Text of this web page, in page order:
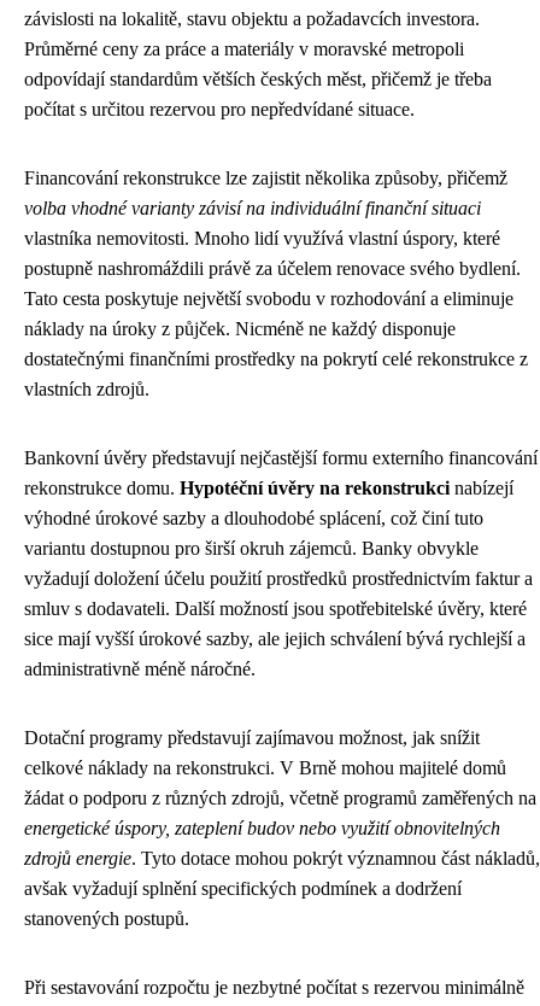
závislosti na lokalitě, stavu objektu a požadavcích investora.
Průměrné ceny za práce a materiály v moravské metropoli
odpovídají standardům větších českých měst, přičemž je třeba
počítat s určitou rezervou pro nepředvídané situace.
Financování rekonstrukce lze zajistit několika způsoby, přičemž
volba vhodné varianty závisí na individuální finanční situaci
vlastníka nemovitosti. Mnoho lidí využívá vlastní úspory, které
postupně nashromáždili právě za účelem renovace svého bydlení.
Tato cesta poskytuje největší svobodu v rozhodování a eliminuje
náklady na úroky z půjček. Nicméně ne každý disponuje
dostatečnými finančními prostředky na pokrytí celé rekonstrukce z
vlastních zdrojů.
Bankovní úvěry představují nejčastější formu externího financování
rekonstrukce domu. Hypotéční úvěry na rekonstrukci nabízejí
výhodné úrokové sazby a dlouhodobé splácení, což činí tuto
variantu dostupnou pro širší okruh zájemců. Banky obvykle
vyžadují doložení účelu použití prostředků prostřednictvím faktur a
smluv s dodavateli. Další možností jsou spotřebitelské úvěry, které
sice mají vyšší úrokové sazby, ale jejich schválení bývá rychlejší a
administrativně méně náročné.
Dotační programy představují zajímavou možnost, jak snížit
celkové náklady na rekonstrukci. V Brně mohou majitelé domů
žádat o podporu z různých zdrojů, včetně programů zaměřených na
energetické úspory, zateplení budov nebo využití obnovitelných
zdrojů energie. Tyto dotace mohou pokrýt významnou část nákladů,
avšak vyžadují splnění specifických podmínek a dodržení
stanovených postupů.
Při sestavování rozpočtu je nezbytné počítat s rezervou minimálně